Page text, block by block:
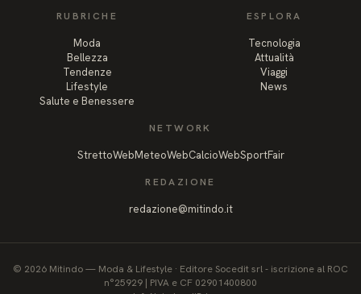
RUBRICHE
Moda
Bellezza
Tendenze
Lifestyle
Salute e Benessere
ESPLORA
Tecnologia
Attualità
Viaggi
News
NETWORK
StrettoWebMeteoWebCalcioWebSportFair
REDAZIONE
redazione@mitindo.it
© 2026 Mitindo— Moda & Lifestyle · Editore Socedit srl - iscrizione al ROC
n°25929 | PIVA e CF 02901400800